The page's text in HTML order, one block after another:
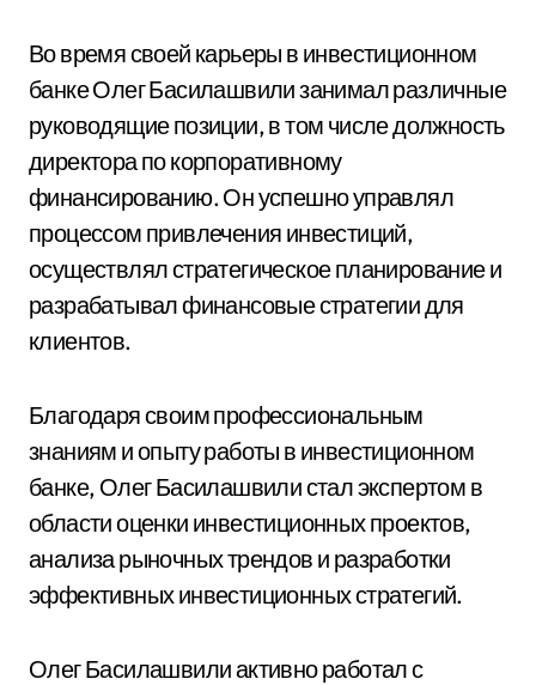
Во время своей карьеры в инвестиционном
банке Олег Басилашвили занимал различные
руководящие позиции, в том числе должность
директора по корпоративному
финансированию. Он успешно управлял
процессом привлечения инвестиций,
осуществлял стратегическое планирование и
разрабатывал финансовые стратегии для
клиентов.
Благодаря своим профессиональным
знаниям и опыту работы в инвестиционном
банке, Олег Басилашвили стал экспертом в
области оценки инвестиционных проектов,
анализа рыночных трендов и разработки
эффективных инвестиционных стратегий.
Олег Басилашвили активно работал с